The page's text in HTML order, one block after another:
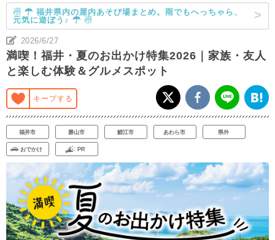
☃ ☂ 福井県内の屋内あそび場まとめ。雨でもへっちゃら、
元気に遊ぼう♪ ☂ ☃
2026/6/27
満喫！福井・夏のお出かけ特集2026｜家族・友人
と楽しむ体験＆グルメスポット
キープする
福井市 勝山市 鯖江市 あわら市 県外
おでかけ PR